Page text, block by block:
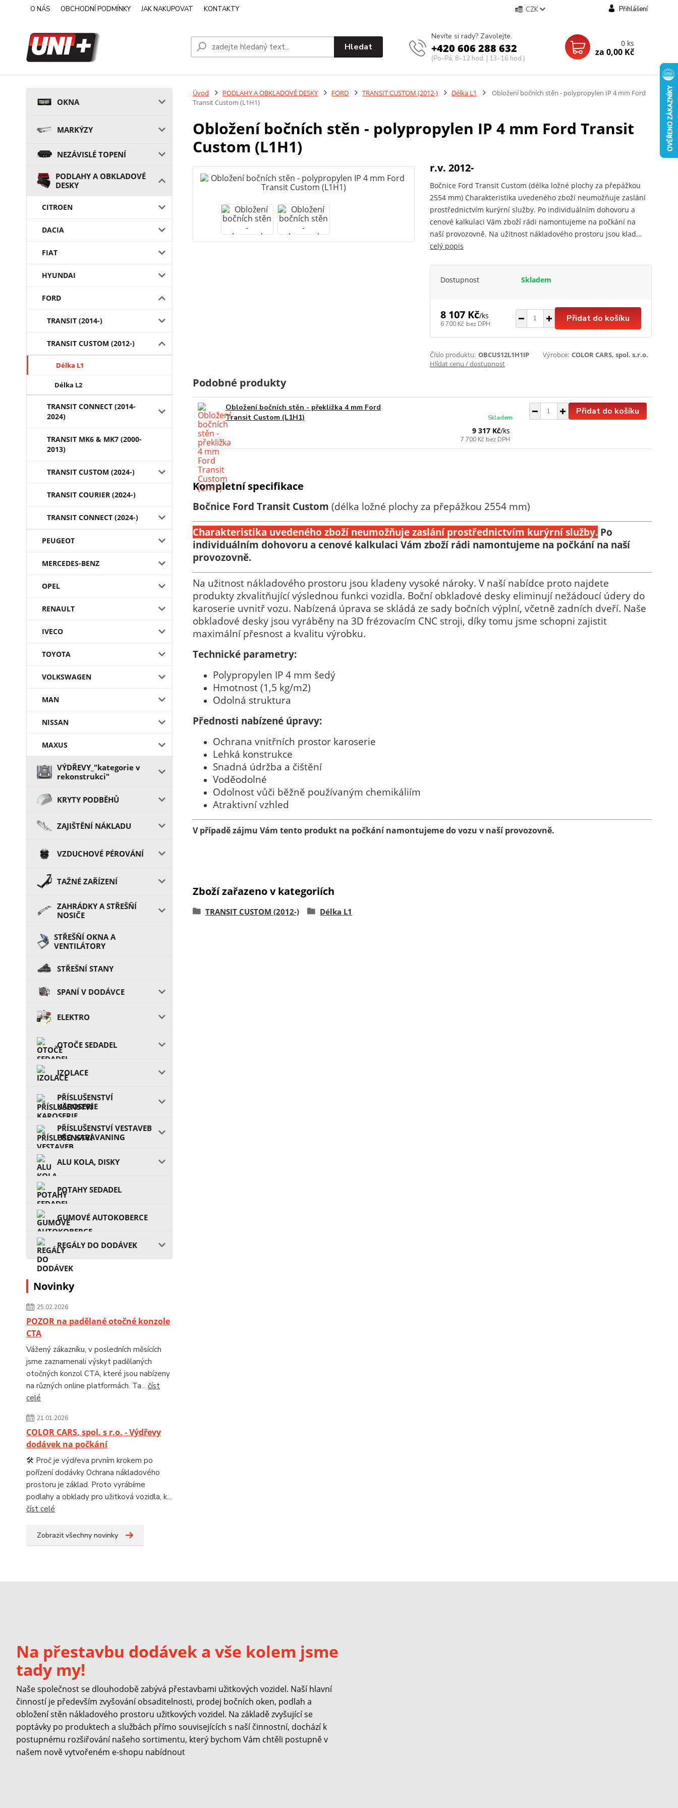
O NÁS OBCHODNÍ PODMÍNKY JAK NAKUPOVAT KONTAKTY CZK Přihlášení
Hledat
Nevíte si rady? Zavolejte.
+420 606 288 632
(Po-Pá, 8-12 hod. | 13-16 hod.)
0 ks
za 0,00 Kč
OKNA
MARKÝZY
NEZÁVISLÉ TOPENÍ
PODLAHY A OBKLADOVÉ
DESKY
CITROEN
DACIA
FIAT
HYUNDAI
FORD
TRANSIT (2014-)
TRANSIT CUSTOM (2012-)
Délka L1
Délka L2
TRANSIT CONNECT (2014-
2024)
TRANSIT MK6 & MK7 (2000-
2013)
TRANSIT CUSTOM (2024-)
TRANSIT COURIER (2024-)
TRANSIT CONNECT (2024-)
PEUGEOT
MERCEDES-BENZ
OPEL
RENAULT
IVECO
TOYOTA
VOLKSWAGEN
MAN
NISSAN
MAXUS
VÝDŘEVY_"kategorie v
rekonstrukci"
KRYTY PODBĚHŮ
ZAJIŠTĚNÍ NÁKLADU
VZDUCHOVÉ PÉROVÁNÍ
TAŽNÉ ZAŘÍZENÍ
ZAHRÁDKY A STŘEŠŇÍ
NOSIČE
STŘEŠŇÍ OKNA A
VENTILÁTORY
STŘEŠNÍ STANY
SPANÍ V DODÁVCE
ELEKTRO
OTOČE SEDADEL
IZOLACE
PŘÍSLUŠENSTVÍ
KAROSERIE
PŘÍSLUŠENSTVÍ VESTAVEB
PRO KARAVANING
ALU KOLA, DISKY
POTAHY SEDADEL
GUMOVÉ AUTOKOBERCE
REGÁLY DO DODÁVEK
Novinky
25.02.2026
POZOR na padělané otočné konzole
CTA
Vážený zákazníku, v posledních měsících
jsme zaznamenali výskyt padělaných
otočných konzol CTA, které jsou nabízeny
na různých online platformách. Ta... číst
celé
21.01.2026
COLOR CARS, spol. s r.o. - Výdřevy
dodávek na počkání
🛠️ Proč je výdřeva prvním krokem po
pořízení dodávky Ochrana nákladového
prostoru je základ. Proto vyrábíme
podlahy a obklady pro užitková vozidla, k...
číst celé
Zobrazit všechny novinky
Úvod PODLAHY A OBKLADOVÉ DESKY FORD TRANSIT CUSTOM (2012-) Délka L1
Obložení bočních stěn - polypropylen IP 4 mm Ford
Transit Custom (L1H1)
Obložení bočních stěn - polypropylen IP 4 mm Ford Transit
Custom (L1H1)
r.v. 2012-
Bočnice Ford Transit Custom (délka ložné plochy za přepážkou
2554 mm) Charakteristika uvedeného zboží neumožňuje zaslání
prostřednictvím kurýrní služby. Po individuálním dohovoru a
cenové kalkulaci Vám zboží rádi namontujeme na počkání na
naší provozovně. Na užitnost nákladového prostoru jsou klad...
celý popis
Dostupnost Skladem
8 107 Kč/ks
6 700 Kč bez DPH Přidat do košíku
Číslo produktu: OBCUS12L1H1IP Výrobce: COLOR CARS, spol. s.r.o.
Hlídat cenu / dostupnost
Podobné produkty
Obložení bočních stěn - překližka 4 mm Ford
Transit Custom (L1H1)
9 317 Kč/ks
7 700 Kč bez DPH
Skladem
Přidat do košíku
Kompletní specifikace
Bočnice Ford Transit Custom (délka ložné plochy za přepážkou 2554 mm)
Charakteristika uvedeného zboží neumožňuje zaslání prostřednictvím kurýrní služby.Po
individuálním dohovoru a cenové kalkulaci Vám zboží rádi namontujeme na počkání na naší
provozovně.
Na užitnost nákladového prostoru jsou kladeny vysoké nároky. V naší nabídce proto najdete
produkty zkvalitňující výslednou funkci vozidla. Boční obkladové desky eliminují nežádoucí údery do
karoserie uvnitř vozu. Nabízená úprava se skládá ze sady bočních výplní, včetně zadních dveří. Naše
obkladové desky jsou vyráběny na 3D frézovacím CNC stroji, díky tomu jsme schopni zajistit
maximální přesnost a kvalitu výrobku.
Technické parametry:
Polypropylen IP 4 mm šedý
Hmotnost (1,5 kg/m2)
Odolná struktura
Přednosti nabízené úpravy:
Ochrana vnitřních prostor karoserie
Lehká konstrukce
Snadná údržba a čištění
Voděodolné
Odolnost vůči běžně používaným chemikáliím
Atraktivní vzhled
V případě zájmu Vám tento produkt na počkání namontujeme do vozu v naší provozovně.
Zboží zařazeno v kategoriích
TRANSIT CUSTOM (2012-) Délka L1
Na přestavbu dodávek a vše kolem jsme
tady my!
Naše společnost se dlouhodobě zabývá přestavbami užitkových vozidel. Naší hlavní
činností je především zvyšování obsaditelnosti, prodej bočních oken, podlah a
obložení stěn nákladového prostoru užitkových vozidel. Na základě zvyšující se
poptávky po produktech a službách přímo souvisejících s naší činnostní, dochází k
postupnému rozšiřování našeho sortimentu, který bychom Vám chtěli postupně v
našem nově vytvořeném e-shopu nabídnout